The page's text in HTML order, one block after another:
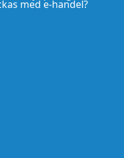
med e-handel?